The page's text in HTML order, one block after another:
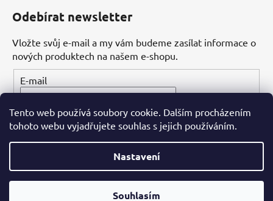
Tento web používá soubory cookie. Dalším procházením
tohoto webu vyjadřujete souhlas s jejich používáním.
Nastavení
Souhlasím
Odebírat newsletter
Vložte svůj e-mail a my vám budeme zasílat informace o
nových produktech na našem e-shopu.
E-mail
PŘIHLÁSIT SE
Vytvořil Shoptet
Dental-ordinace.cz